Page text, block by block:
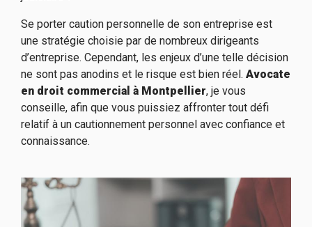
Se porter caution personnelle de son entreprise est
une stratégie choisie par de nombreux dirigeants
d’entreprise. Cependant, les enjeux d’une telle décision
ne sont pas anodins et le risque est bien réel. Avocate
en droit commercial à Montpellier, je vous
conseille, afin que vous puissiez affronter tout défi
relatif à un cautionnement personnel avec confiance et
connaissance.